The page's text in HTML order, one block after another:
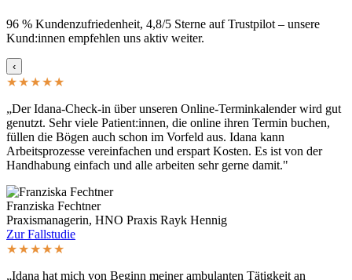
96 % Kundenzufriedenheit, 4,8/5 Sterne auf Trustpilot – unsere
Kund:innen empfehlen uns aktiv weiter.
‹
★★★★★
„Der Idana-Check-in über unseren Online-Terminkalender wird gut
genutzt. Sehr viele Patient:innen, die online ihren Termin buchen,
füllen die Bögen auch schon im Vorfeld aus. Idana kann
Arbeitsprozesse vereinfachen und erspart Kosten. Es ist von der
Handhabung einfach und alle arbeiten sehr gerne damit."
Franziska Fechtner
Praxismanagerin, HNO Praxis Rayk Hennig
Zur Fallstudie
★★★★★
„Idana hat mich von Beginn meiner ambulanten Tätigkeit an